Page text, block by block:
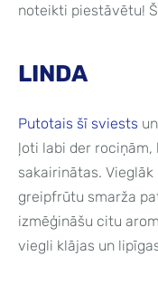
noteikti piestāvētu!
LINDA
Putotais šī sviests un
ļoti labi der rociņām,
sakairinātas.
greipfrūtu smarža
izmēģināšu citu
viegli klājas un